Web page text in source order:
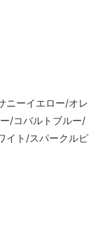
ニーイエロー/オレ
/コバルトブルー/
イト/スパークルピ